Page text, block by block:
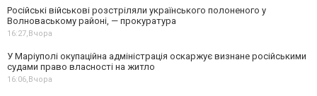
Російські військові розстріляли українського полоненого у
Волноваському районі, — прокуратура
16:27,Вчора
У Маріуполі окупаційна адміністрація оскаржує визнане російськими
судами право власності на житло
16:06,Вчора